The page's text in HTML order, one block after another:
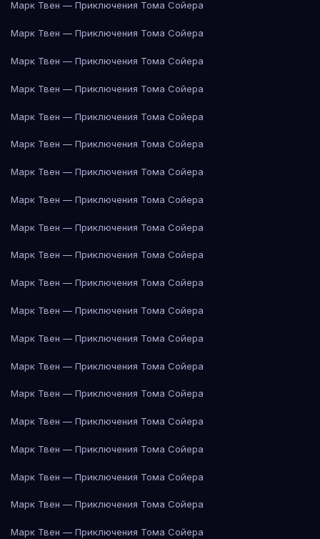
Марк Твен — Приключения Тома Сойера
Марк Твен — Приключения Тома Сойера
Марк Твен — Приключения Тома Сойера
Марк Твен — Приключения Тома Сойера
Марк Твен — Приключения Тома Сойера
Марк Твен — Приключения Тома Сойера
Марк Твен — Приключения Тома Сойера
Марк Твен — Приключения Тома Сойера
Марк Твен — Приключения Тома Сойера
Марк Твен — Приключения Тома Сойера
Марк Твен — Приключения Тома Сойера
Марк Твен — Приключения Тома Сойера
Марк Твен — Приключения Тома Сойера
Марк Твен — Приключения Тома Сойера
Марк Твен — Приключения Тома Сойера
Марк Твен — Приключения Тома Сойера
Марк Твен — Приключения Тома Сойера
Марк Твен — Приключения Тома Сойера
Марк Твен — Приключения Тома Сойера
Марк Твен — Приключения Тома Сойера